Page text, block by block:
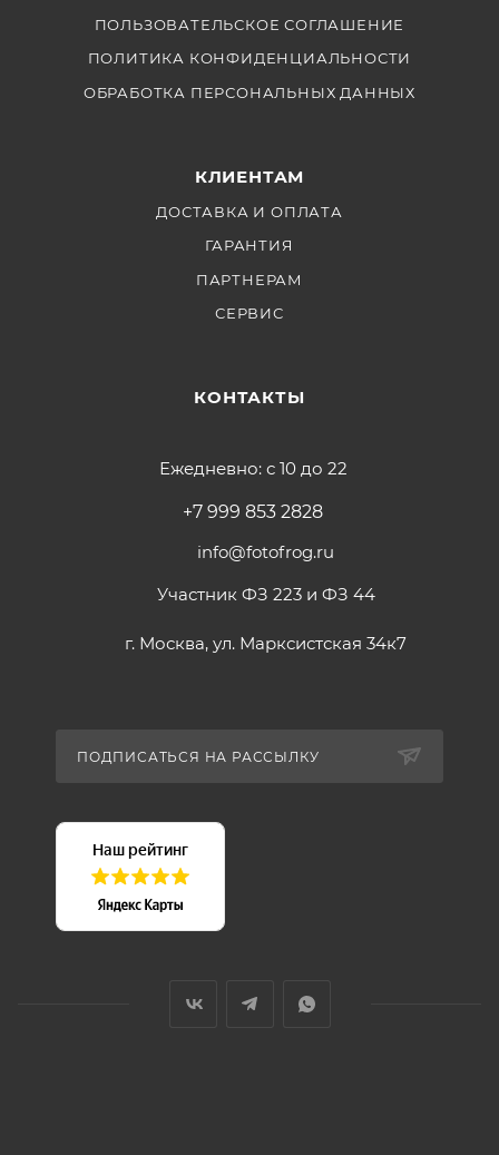
ПОЛЬЗОВАТЕЛЬСКОЕ СОГЛАШЕНИЕ
ПОЛИТИКА КОНФИДЕНЦИАЛЬНОСТИ
ОБРАБОТКА ПЕРСОНАЛЬНЫХ ДАННЫХ
КЛИЕНТАМ
ДОСТАВКА И ОПЛАТА
ГАРАНТИЯ
ПАРТНЕРАМ
СЕРВИС
КОНТАКТЫ
Ежедневно: с 10 до 22
+7 999 853 2828
info@fotofrog.ru
Участник ФЗ 223 и ФЗ 44
г. Москва, ул. Марксистская 34к7
ПОДПИСАТЬСЯ НА РАССЫЛКУ